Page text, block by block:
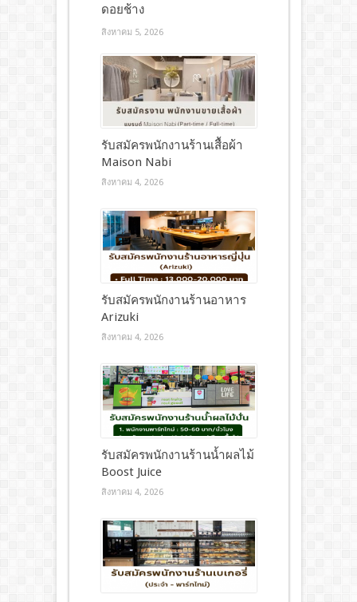
ดอยช้าง
สิงหาคม 5, 2026
รับสมัครพนักงานร้านเสื้อผ้า
Maison Nabi
สิงหาคม 4, 2026
รับสมัครพนักงานร้านอาหาร
Arizuki
สิงหาคม 4, 2026
รับสมัครพนักงานร้านน้ำผลไม้
Boost Juice
สิงหาคม 4, 2026